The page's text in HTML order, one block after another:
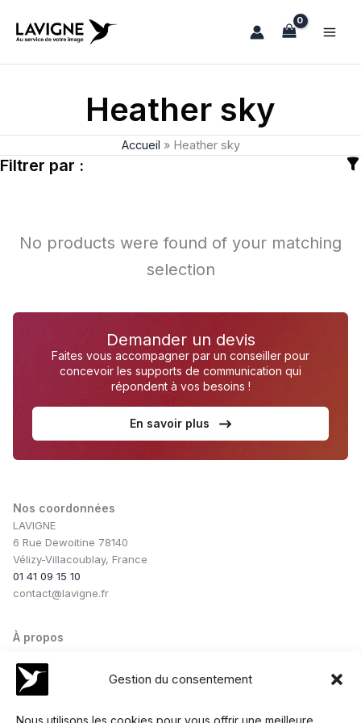
Gestion du consentement
Nous utilisons les cookies pour vous offrir une meilleure
Heather sky
Accueil » Heather sky
Filtrer par :
No products were found of your matching
selection
Demander un devis
Faites vous accompagner par un conseiller pour
concevoir les supports de communication qui
répondent à vos besoins !
En savoir plus
Nos coordonnées
LAVIGNE
6 Rue Dewoitine 78140
Vélizy-Villacoublay, France
01 41 09 15 10
contact@lavigne.fr
À propos
Notre équipe
Nos conseils